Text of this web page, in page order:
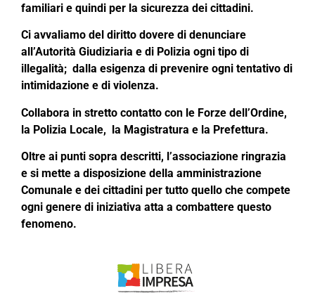
familiari e quindi per la sicurezza dei cittadini.
Ci avvaliamo del diritto dovere di denunciare
all’Autorità Giudiziaria e di Polizia ogni tipo di
illegalità; dalla esigenza di prevenire ogni tentativo di
intimidazione e di violenza.
Collabora in stretto contatto con le Forze dell’Ordine,
la Polizia Locale, la Magistratura e la Prefettura.
Oltre ai punti sopra descritti, l’associazione ringrazia
e si mette a disposizione della amministrazione
Comunale e dei cittadini per tutto quello che compete
ogni genere di iniziativa atta a combattere questo
fenomeno.